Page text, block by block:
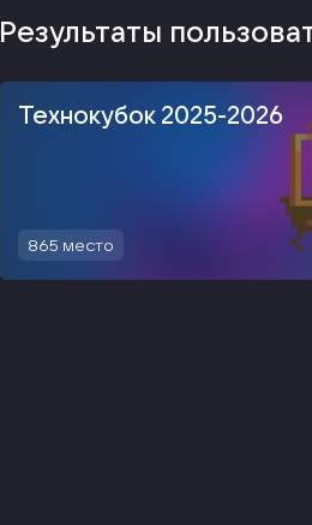
Результаты
Технокубок 2025-2026
865 место